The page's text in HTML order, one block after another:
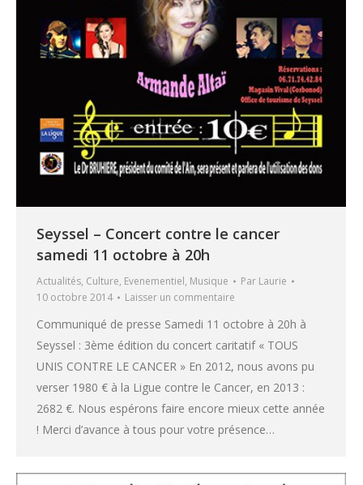
Seyssel – Concert contre le cancer
samedi 11 octobre à 20h
Actualités, Culture, Evenementiel, Musique Par Laurie
10 octobre 2014
Laisser un commentaire
Communiqué de presse Samedi 11 octobre à 20h à
Seyssel : 3ème édition du concert caritatif « TOUS
UNIS CONTRE LE CANCER » En 2012, nous avons pu
verser 1980 € à la Ligue contre le Cancer, en 2013 :
2682 €. Nous espérons faire encore mieux cette année
! Merci d’avance à tous pour votre présence…